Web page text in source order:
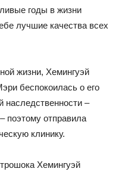
годы в жизни
лучшие качества всех
жизни, Хемингуэй
беспокоилась о его
наследственности –
поэтому отправила
клинику.
Хемингуэй